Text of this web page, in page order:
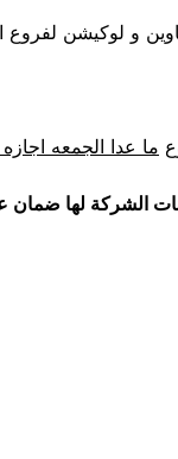
و لوكيشن لفروع
ما عدا الجمعه
الشركة لها ضمان